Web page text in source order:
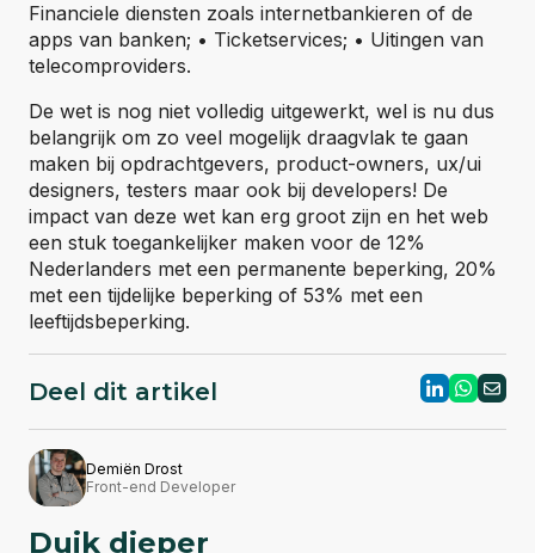
Financiele diensten zoals internetbankieren of de
apps van banken; • Ticketservices; • Uitingen van
telecomproviders.
De wet is nog niet volledig uitgewerkt, wel is nu dus
belangrijk om zo veel mogelijk draagvlak te gaan
maken bij opdrachtgevers, product-owners, ux/ui
designers, testers maar ook bij developers! De
impact van deze wet kan erg groot zijn en het web
een stuk toegankelijker maken voor de 12%
Nederlanders met een permanente beperking, 20%
met een tijdelijke beperking of 53% met een
leeftijdsbeperking.
Deel dit artikel
Demiën Drost
Front-end Developer
Duik dieper